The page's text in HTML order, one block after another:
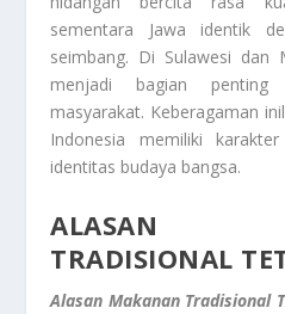
sementara Jawa identik
seimbang. Di Sulawesi dan
menjadi bagian
masyarakat. Keberagaman
Indonesia memiliki
identitas budaya bangsa.
ALASAN
TRADISIONAL
Alasan Makanan Tradisional